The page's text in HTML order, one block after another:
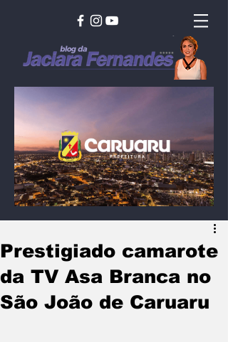
Prestigiado camarote
da TV Asa Branca no
São João de Caruaru